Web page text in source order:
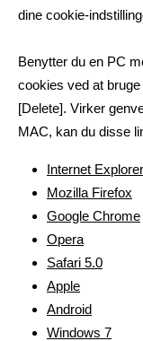
dine cookie-
Benytter du en PC
cookies ved at
[Delete]. Virker
MAC, kan du disse
Internet Explorer
Mozilla Firefox
Google Chrome
Opera
Safari 5.0
Apple
Android
Windows 7